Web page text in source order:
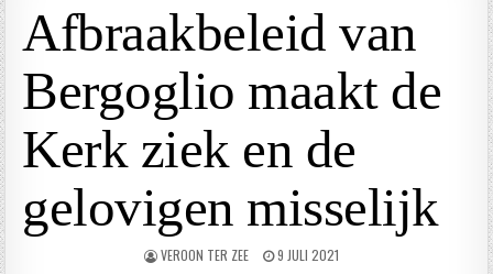
Afbraakbeleid van
Bergoglio maakt de
Kerk ziek en de
gelovigen misselijk
VEROON TER ZEE 9 JULI 2021